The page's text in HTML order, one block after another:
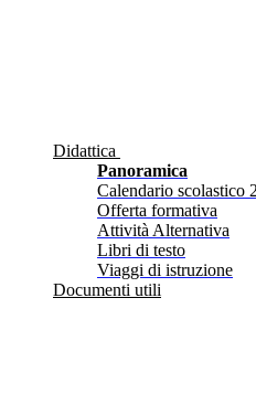
Didattica
Panoramica
Calendario scolastico
Offerta formativa
Attività Alternativa
Libri di testo
Viaggi di istruzione
Documenti utili